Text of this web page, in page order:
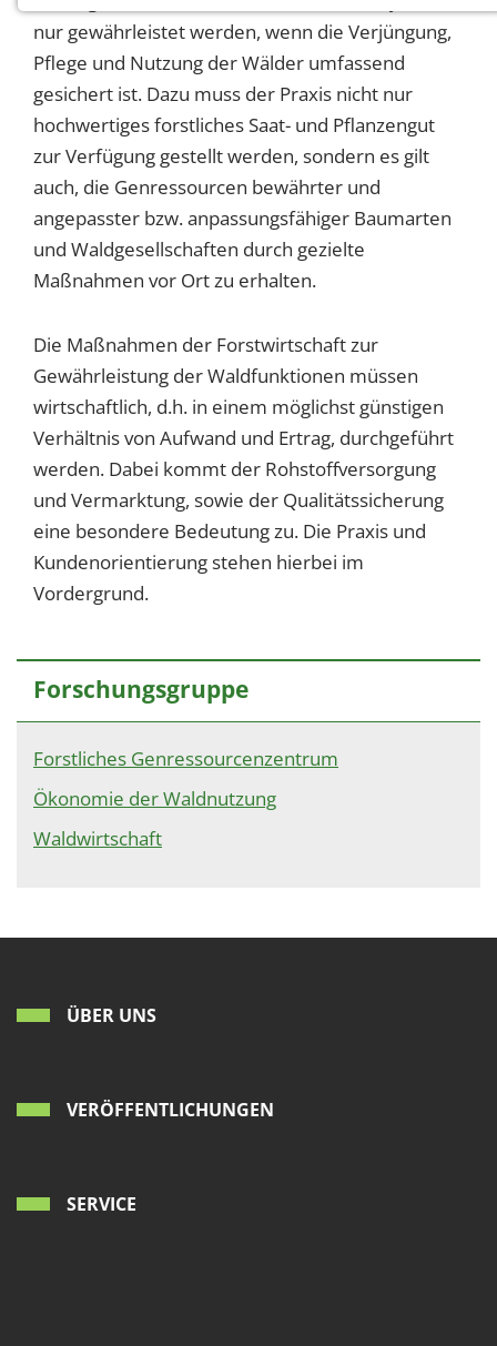
nur gewährleistet werden, wenn die Verjüngung,
Pflege und Nutzung der Wälder umfassend
gesichert ist. Dazu muss der Praxis nicht nur
hochwertiges forstliches Saat- und Pflanzengut
zur Verfügung gestellt werden, sondern es gilt
auch, die Genressourcen bewährter und
angepasster bzw. anpassungsfähiger Baumarten
und Waldgesellschaften durch gezielte
Maßnahmen vor Ort zu erhalten.
Die Maßnahmen der Forstwirtschaft zur
Gewährleistung der Waldfunktionen müssen
wirtschaftlich, d.h. in einem möglichst günstigen
Verhältnis von Aufwand und Ertrag, durchgeführt
werden. Dabei kommt der Rohstoffversorgung
und Vermarktung, sowie der Qualitätssicherung
eine besondere Bedeutung zu. Die Praxis und
Kundenorientierung stehen hierbei im
Vordergrund.
Forschungsgruppe
Forstliches Genressourcenzentrum
Ökonomie der Waldnutzung
Waldwirtschaft
ÜBER UNS
VERÖFFENTLICHUNGEN
SERVICE
Notwendige Cookies ermöglichen grundlegende
Funktionen und sind für die einwandfreie Funktion
der Website erforderlich.
Einverständnis-Cookie
Name:
cookie_consent
Zweck:
Dieser Cookie speichert die ausgewählten
Einverständnis-Optionen des Benutzers
1 Jahr
EXTERNE MEDIEN
Um Inhalte von Videoplattformen und Social Media
Plattformen anzeigen zu können, werden von
diesen externen Medien Cookies gesetzt.
YouTube